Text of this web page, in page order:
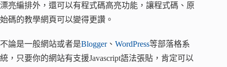
漂亮編排外，還可以有程式碼高亮功能，讓程式碼、原
始碼的教學網頁可以變得更讚。
不論是一般網站或者是Blogger、 WordPress等部落格系
統，只要你的網站有支援Javascript語法張貼，肯定可以